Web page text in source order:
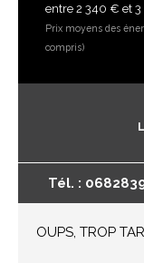
entre 2 340 € et 3
Prix moyens des
compris)
Tél. :
OUPS, TROP